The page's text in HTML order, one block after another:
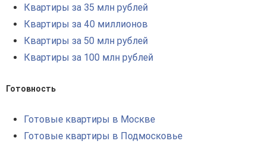
Квартиры за 35 млн рублей
Квартиры за 40 миллионов
Квартиры за 50 млн рублей
Квартиры за 100 млн рублей
Готовность
Готовые квартиры в Москве
Готовые квартиры в Подмосковье